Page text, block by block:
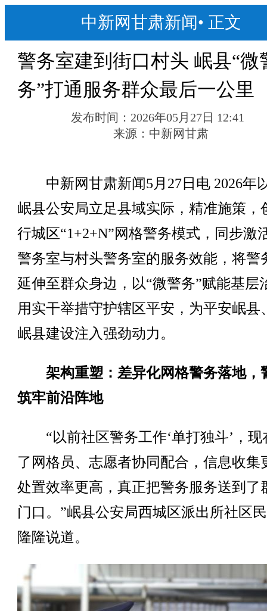
中新网甘肃新闻• 正文
警务室建到街口村头 岷县“微
务”打通服务群众最后一公里
发布时间： 2026年05月27日 12:41
来源： 中新网甘肃
中新网甘肃新闻5月27日电 2026年
岷县公安局立足县域实际，精准施策，
行城区“1+2+N”网格警务模式，同步激
警务室与村头警务室的服务效能，将警
延伸至群众身边，以“微警务”赋能基层
用实干举措守护辖区平安，为平安岷县
岷县建设注入强劲动力。
架构重塑：差异化网格警务落地，
筑牢前沿阵地
“以前社区警务工作‘单打独斗’，现
了网格员、志愿者协同配合，信息收集
处置效率更高，真正把警务服务送到了
门口。”岷县公安局西城区派出所社区
隆隆说道。